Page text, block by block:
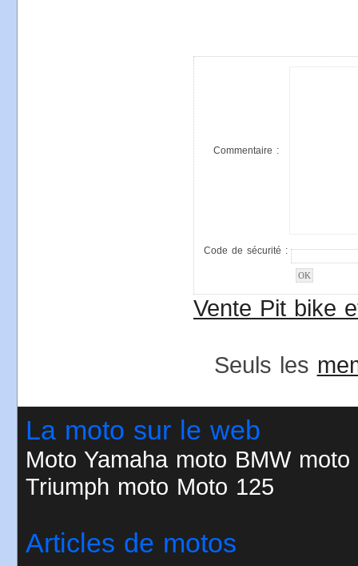
Commentaire :
Code de sécurité :
Vente Pit bike
Seuls les
La moto sur le web
Moto Yamaha moto BMW moto
Triumph moto Moto 125
Articles de motos